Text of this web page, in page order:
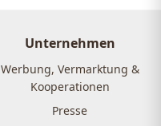
Unternehmen
Werbung, Vermarktung &
Kooperationen
Presse